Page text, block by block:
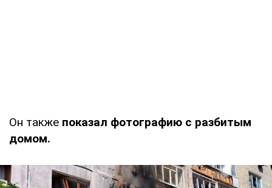
Он также показал фотографию с разбитым
домом.